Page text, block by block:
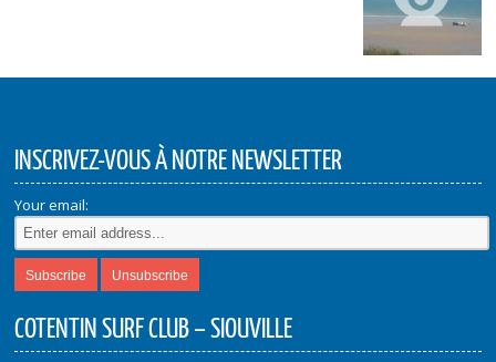
INSCRIVEZ-VOUS À NOTRE NEWSLETTER
Your email:
COTENTIN SURF CLUB – SIOUVILLE